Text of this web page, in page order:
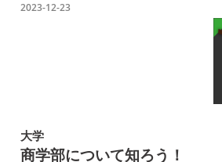
2023-12-23
大学
商学部について知ろう！